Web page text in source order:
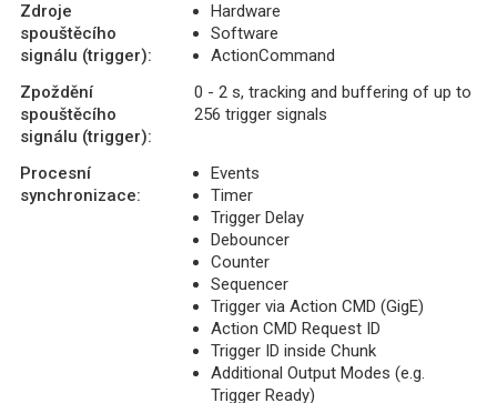
Zdroje
spouštěcího
signálu (trigger):
Hardware
Software
ActionCommand
Zpoždění
spouštěcího
signálu (trigger):
0 - 2 s, tracking and buffering of up to
256 trigger signals
Procesní
synchronizace:
Events
Timer
Trigger Delay
Debouncer
Counter
Sequencer
Trigger via Action CMD (GigE)
Action CMD Request ID
Trigger ID inside Chunk
Additional Output Modes (e.g.
Trigger Ready)